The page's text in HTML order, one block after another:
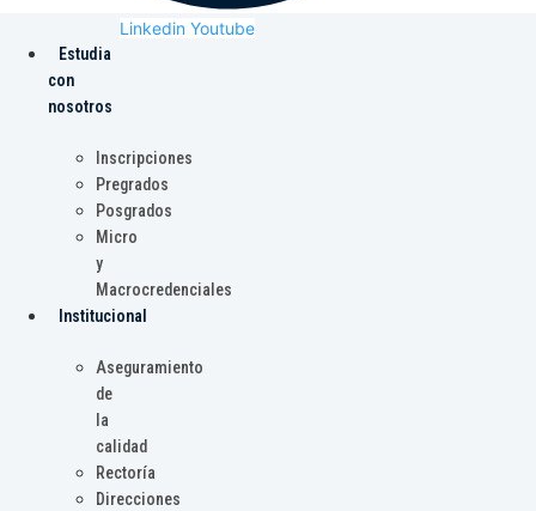
Linkedin Youtube
Estudia
con
nosotros
Inscripciones
Pregrados
Posgrados
Micro
y
Macrocredenciales
Institucional
Aseguramiento
de
la
calidad
Rectoría
Direcciones